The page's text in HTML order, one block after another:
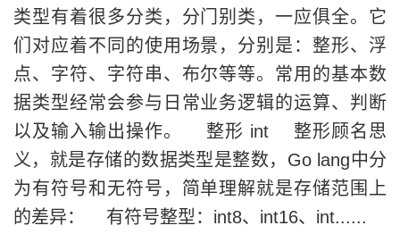
类型有着很多分类，分门别类，一应俱全。它
们对应着不同的使用场景，分别是：整形、浮
点、字符、字符串、布尔等等。常用的基本数
据类型经常会参与日常业务逻辑的运算、判断
以及输入输出操作。 整形 int 整形顾名思
义，就是存储的数据类型是整数，Go lang中分
为有符号和无符号，简单理解就是存储范围上
的差异： 有符号整型：int8、int16、int......